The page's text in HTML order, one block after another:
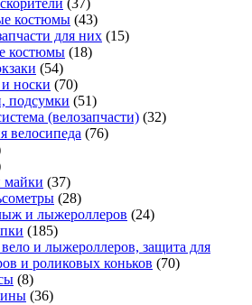
(37)
костюмы (43)
для них (15)
костюмы (18)
(54)
носки (70)
подсумки (51)
(велозапчасти) (32)
велосипеда (76)
майки (37)
(28)
и лыжероллеров (24)
(185)
и лыжероллеров, защита для
и роликовых коньков (70)
(8)
(36)